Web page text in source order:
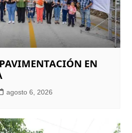
EN
agosto 6, 2026